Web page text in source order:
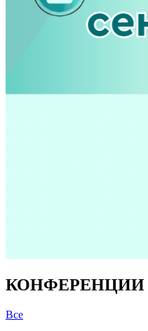
КОНФЕРЕНЦИИ
Все